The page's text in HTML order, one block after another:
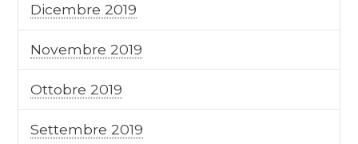
Dicembre 2019
Novembre 2019
Ottobre 2019
Settembre 2019